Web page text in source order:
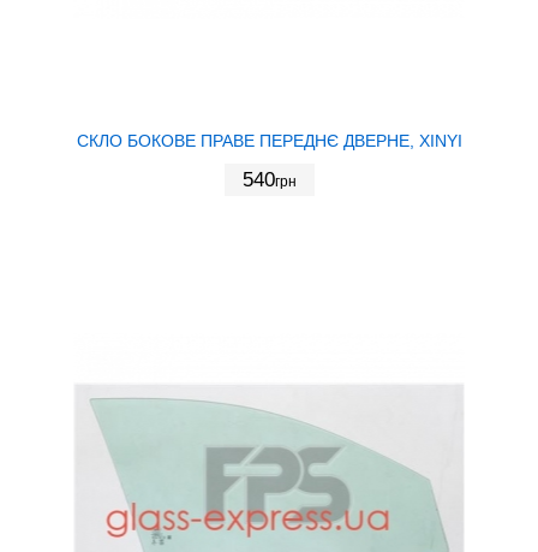
СКЛО БОКОВЕ ПРАВЕ ПЕРЕДНЄ ДВЕРНЕ, XINYI
540грн